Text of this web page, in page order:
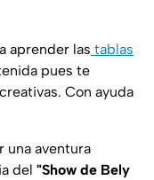
aprender las tablas
pues te
Con ayuda
una aventura
del "Show de Bely